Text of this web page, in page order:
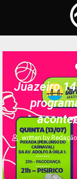
Juazeiro
written by Redação